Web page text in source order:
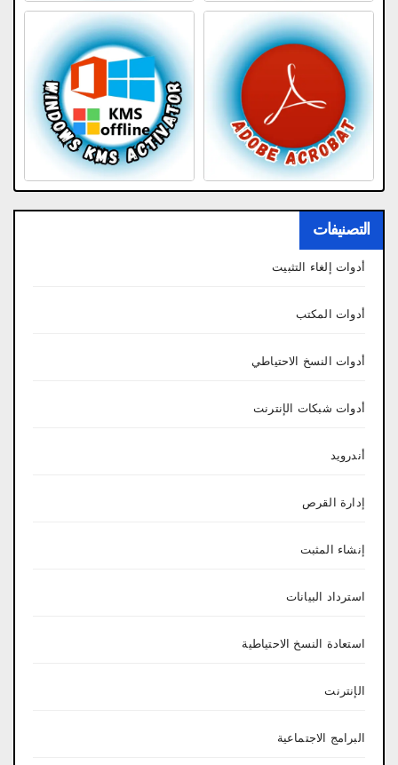
التصنيفات
أدوات إلغاء التثبيت
أدوات المكتب
أدوات النسخ الاحتياطي
أدوات شبكات الإنترنت
أندرويد
إدارة القرص
إنشاء المثبت
استرداد البيانات
استعادة النسخ الاحتياطية
الإنترنت
البرامج الاجتماعية